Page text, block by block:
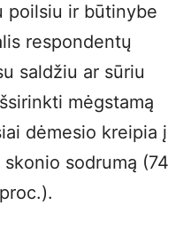
poilsiu ir būtinybe
respondentų
saldžiu ar sūriu
mėgstamą
dėmesio kreipia į
sodrumą (74